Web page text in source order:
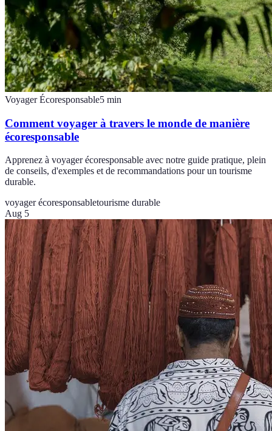
Voyager Écoresponsable5 min
Comment voyager à travers le monde de manière
écoresponsable
Apprenez à voyager écoresponsable avec notre guide pratique, plein
de conseils, d'exemples et de recommandations pour un tourisme
durable.
voyager écoresponsabletourisme durable
Aug 5